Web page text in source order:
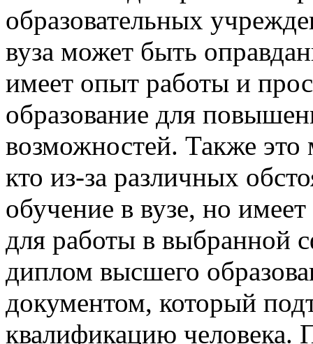
образовательных
вуза может быть
имеет опыт работы и
образование для
возможностей. Также это
кто из-за различных
обучение в вузе, но
для работы в выбранной
диплом высшего
документом, который
квалификацию человека.